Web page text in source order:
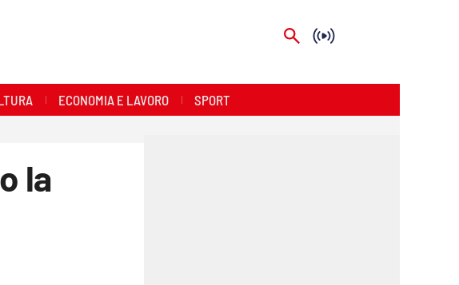
ECONOMIA E LAVORO SPORT
la